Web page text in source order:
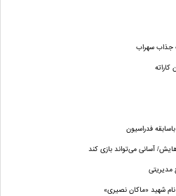
جذاب سهراب
فدراسیون
آسانی می‌تواند بازی کند
مدیریتی